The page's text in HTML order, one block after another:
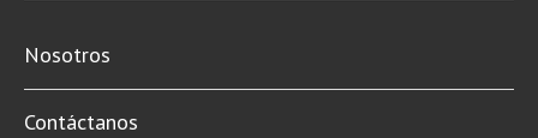
Nosotros
Contáctanos